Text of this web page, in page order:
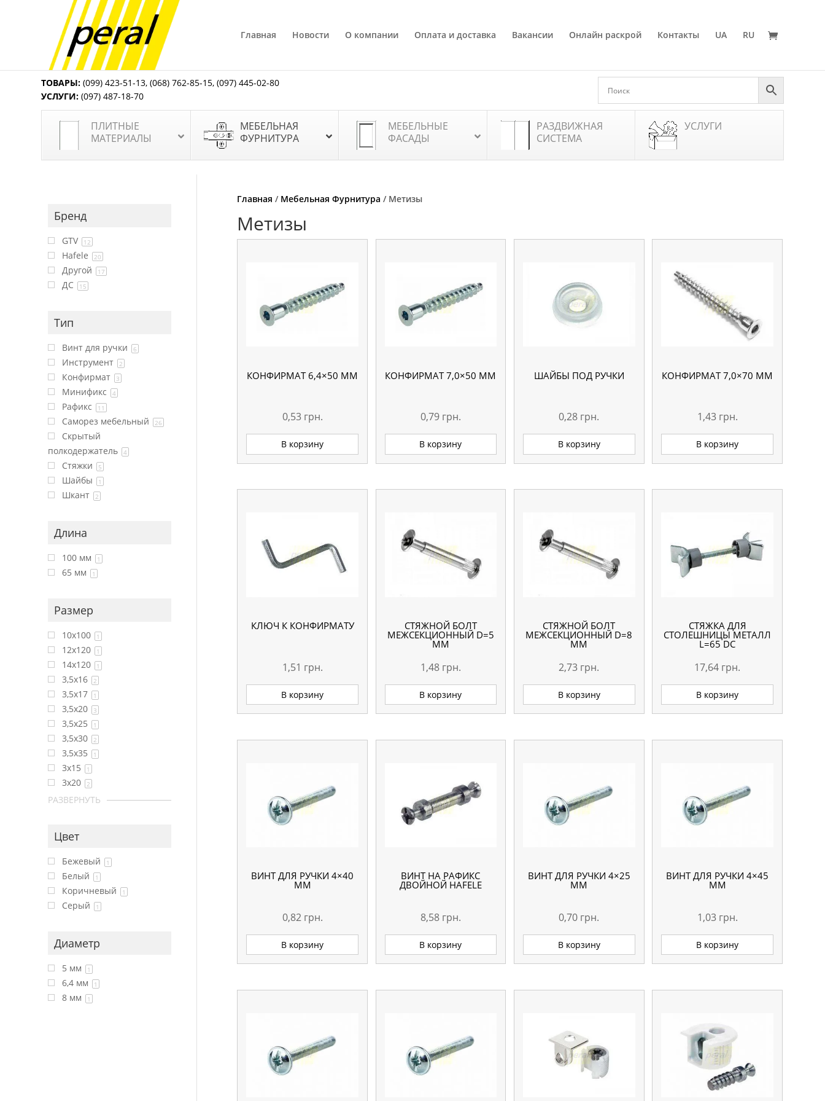
Главная Новости О компании Оплата и доставка Вакансии Онлайн раскрой Контакты UA RU
ТОВАРЫ: (099) 423-51-13,(068) 762-85-15,(097) 445-02-80
УСЛУГИ: (097) 487-18-70
ПЛИТНЫЕ
МАТЕРИАЛЫ
МЕБЕЛЬНАЯ
ФУРНИТУРА
МЕБЕЛЬНЫЕ
ФАСАДЫ
РАЗДВИЖНАЯ
СИСТЕМА
УСЛУГИ
Главная / Мебельная Фурнитура / Метизы
Метизы
КОНФИРМАТ 6,4×50 MM
0,53 грн.
В корзину
КОНФИРМАТ 7,0×50 MM
0,79 грн.
В корзину
ШАЙБЫ ПОД РУЧКИ
0,28 грн.
В корзину
КОНФИРМАТ 7,0×70 MM
1,43 грн.
В корзину
КЛЮЧ К КОНФИРМАТУ
1,51 грн.
В корзину
СТЯЖНОЙ БОЛТ
МЕЖСЕКЦИОННЫЙ D=5
ММ
1,48 грн.
В корзину
СТЯЖНОЙ БОЛТ
МЕЖСЕКЦИОННЫЙ D=8
ММ
2,73 грн.
В корзину
СТЯЖКА ДЛЯ
СТОЛЕШНИЦЫ МЕТАЛЛ
L=65 DC
17,64 грн.
В корзину
ВИНТ ДЛЯ РУЧКИ 4×40
ММ
0,82 грн.
В корзину
ВИНТ НА РАФИКС
ДВОЙНОЙ HAFELE
8,58 грн.
В корзину
ВИНТ ДЛЯ РУЧКИ 4×25
ММ
0,70 грн.
В корзину
ВИНТ ДЛЯ РУЧКИ 4×45
ММ
1,03 грн.
В корзину
Бренд
GTV 12
Hafele 20
Другой 17
ДС 15
Тип
Винт для ручки 6
Инструмент 2
Конфирмат 3
Минификс 4
Рафикс 11
Саморез мебельный 26
Скрытый
полкодержатель
4
Стяжки 5
Шайбы 1
Шкант 2
Длина
100 мм 1
65 мм 1
Размер
10x100 1
12x120 1
14x120 1
3,5x16 2
3,5x17 1
3,5x20 3
3,5x25 1
3,5x30 2
3,5x35 1
3x15 1
3x20 2
РАЗВЕРНУТЬ
Цвет
Бежевый 1
Белый 1
Коричневый 1
Серый 1
Диаметр
5 мм 1
6,4 мм 1
8 мм 1